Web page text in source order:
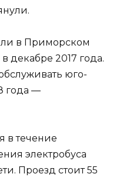
в Приморском
декабре 2017 года.
юго-
года —
в течение
электробуса
Проезд стоит 55